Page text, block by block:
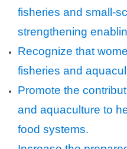
fisheries and small-
strengthening
Recognize that
fisheries and
Promote the
and aquaculture to
food systems.